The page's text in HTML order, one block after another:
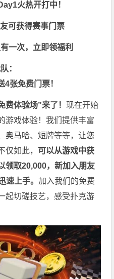
火热开打中！
可获得赛事门票
一次，立即领福利
：
4张免费门票！
费体验场”来了！现在开始
游戏体验！我们提供丰富
奥马哈、短牌等等，让您
仅如此， 可以从游戏中获
领取20,000，新加入朋友
速上手。加入我们的免费
起切磋技艺，感受扑克游